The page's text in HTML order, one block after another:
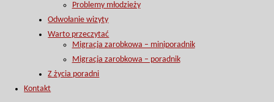
Problemy młodzieży
Odwołanie wizyty
Warto przeczytać
Migracja zarobkowa – miniporadnik
Migracja zarobkowa – poradnik
Z życia poradni
Kontakt